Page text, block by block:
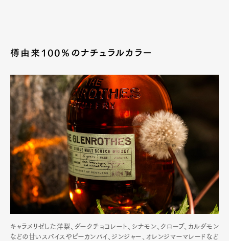
樽由来100％のナチュラルカラー
キャラメリゼした洋梨、ダークチョコレート、シナモン、クローブ、カルダモン
などの甘いスパイスやピーカンパイ、ジンジャー、オレンジマーマレードなど